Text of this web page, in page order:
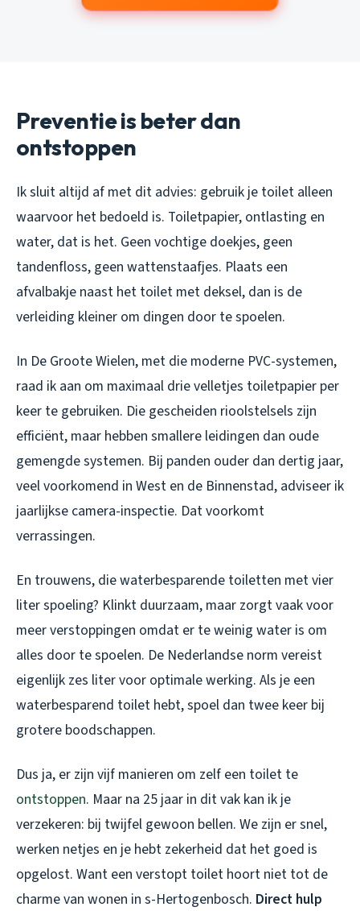
Preventie is beter dan
ontstoppen
Ik sluit altijd af met dit advies: gebruik je toilet alleen
waarvoor het bedoeld is. Toiletpapier, ontlasting en
water, dat is het. Geen vochtige doekjes, geen
tandenfloss, geen wattenstaafjes. Plaats een
afvalbakje naast het toilet met deksel, dan is de
verleiding kleiner om dingen door te spoelen.
In De Groote Wielen, met die moderne PVC-systemen,
raad ik aan om maximaal drie velletjes toiletpapier per
keer te gebruiken. Die gescheiden rioolstelsels zijn
efficiënt, maar hebben smallere leidingen dan oude
gemengde systemen. Bij panden ouder dan dertig jaar,
veel voorkomend in West en de Binnenstad, adviseer ik
jaarlijkse camera-inspectie. Dat voorkomt
verrassingen.
En trouwens, die waterbesparende toiletten met vier
liter spoeling? Klinkt duurzaam, maar zorgt vaak voor
meer verstoppingen omdat er te weinig water is om
alles door te spoelen. De Nederlandse norm vereist
eigenlijk zes liter voor optimale werking. Als je een
waterbesparend toilet hebt, spoel dan twee keer bij
grotere boodschappen.
Dus ja, er zijn vijf manieren om zelf een toilet te
ontstoppen. Maar na 25 jaar in dit vak kan ik je
verzekeren: bij twijfel gewoon bellen. We zijn er snel,
werken netjes en je hebt zekerheid dat het goed is
opgelost. Want een verstopt toilet hoort niet tot de
charme van wonen in s-Hertogenbosch. Direct hulp